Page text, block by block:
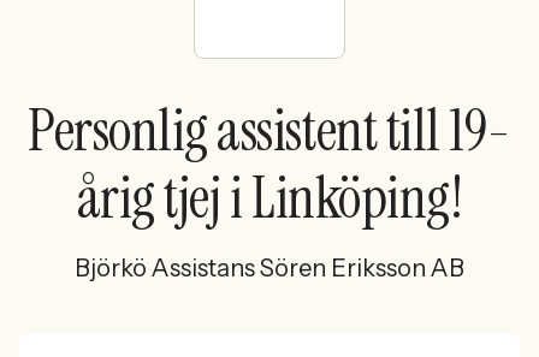
Sök med AI
Ny här? Skapa konto
Personlig assistent till 19-
årig tjej i Linköping!
Björkö Assistans Sören Eriksson AB